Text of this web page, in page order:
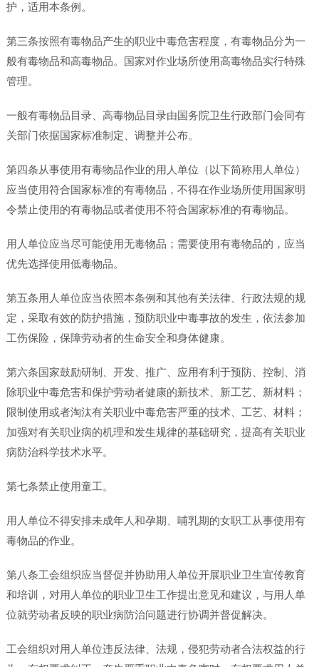
护，适用本条例。
第三条按照有毒物品产生的职业中毒危害程度，有毒物品分为一
般有毒物品和高毒物品。国家对作业场所使用高毒物品实行特殊
管理。
一般有毒物品目录、高毒物品目录由国务院卫生行政部门会同有
关部门依据国家标准制定、调整并公布。
第四条从事使用有毒物品作业的用人单位（以下简称用人单位）
应当使用符合国家标准的有毒物品，不得在作业场所使用国家明
令禁止使用的有毒物品或者使用不符合国家标准的有毒物品。
用人单位应当尽可能使用无毒物品；需要使用有毒物品的，应当
优先选择使用低毒物品。
第五条用人单位应当依照本条例和其他有关法律、行政法规的规
定，采取有效的防护措施，预防职业中毒事故的发生，依法参加
工伤保险，保障劳动者的生命安全和身体健康。
第六条国家鼓励研制、开发、推广、应用有利于预防、控制、消
除职业中毒危害和保护劳动者健康的新技术、新工艺、新材料；
限制使用或者淘汰有关职业中毒危害严重的技术、工艺、材料；
加强对有关职业病的机理和发生规律的基础研究，提高有关职业
病防治科学技术水平。
第七条禁止使用童工。
用人单位不得安排未成年人和孕期、哺乳期的女职工从事使用有
毒物品的作业。
第八条工会组织应当督促并协助用人单位开展职业卫生宣传教育
和培训，对用人单位的职业卫生工作提出意见和建议，与用人单
位就劳动者反映的职业病防治问题进行协调并督促解决。
工会组织对用人单位违反法律、法规，侵犯劳动者合法权益的行